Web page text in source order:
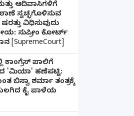
ಆದಿವಾಸಿಗಳಿಗೆ
ಸ್ವಚ್ಛಗೊಳಿಸುವ
ವಿಧಿಸುವುದು
ಸುಪ್ರೀಂ ಕೋರ್ಟ್
[SupremeCourt]
ಕಾಂಗ್ರೆಸ್ ಪಾಲಿಗೆ
'ಮಿಯಾ' ಹಣೆಪಟ್ಟಿ:
ಬಿಸ್ವಾ ಶರ್ಮಾ ತಂತ್ರಕ್ಕೆ
ಕೈ ಪಾಳೆಯ